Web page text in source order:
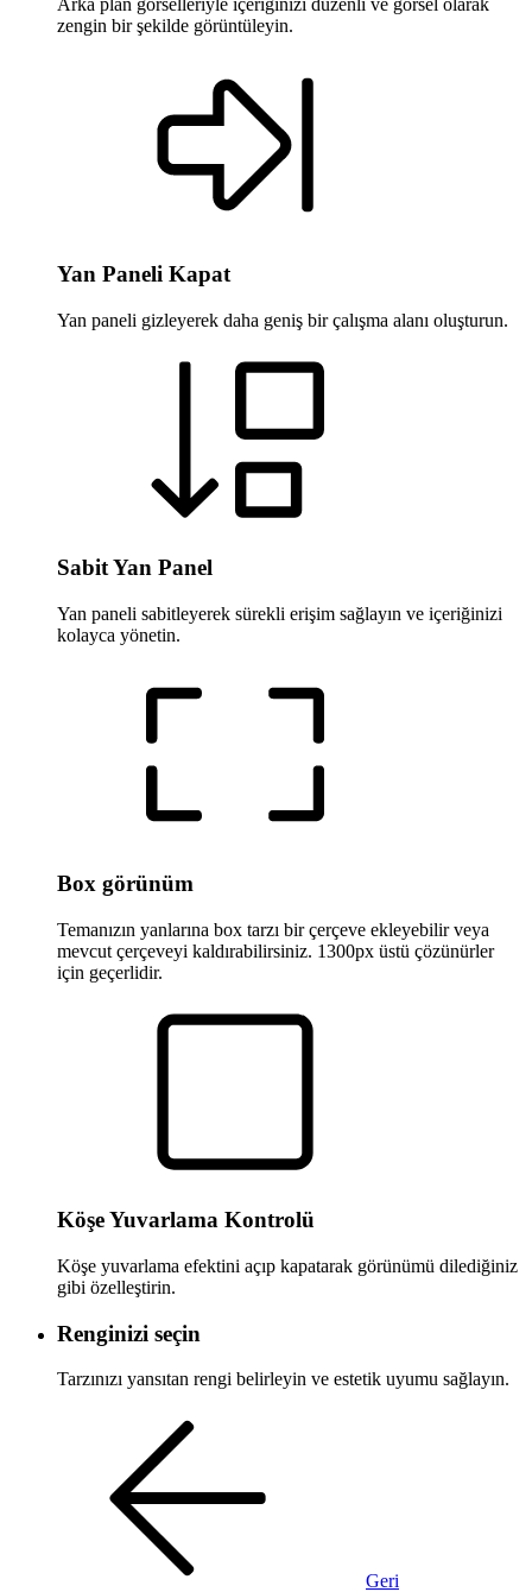
Arka plan görselleriyle içeriğinizi düzenli ve görsel olarak
zengin bir şekilde görüntüleyin.
Yan Paneli Kapat
Yan paneli gizleyerek daha geniş bir çalışma alanı oluşturun.
Sabit Yan Panel
Yan paneli sabitleyerek sürekli erişim sağlayın ve içeriğinizi
kolayca yönetin.
Box görünüm
Temanızın yanlarına box tarzı bir çerçeve ekleyebilir veya
mevcut çerçeveyi kaldırabilirsiniz. 1300px üstü çözünürler
için geçerlidir.
Köşe Yuvarlama Kontrolü
Köşe yuvarlama efektini açıp kapatarak görünümü dilediğiniz
gibi özelleştirin.
Renginizi seçin
Tarzınızı yansıtan rengi belirleyin ve estetik uyumu sağlayın.
Geri